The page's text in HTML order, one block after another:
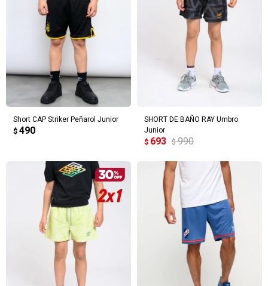
Short CAP Striker Peñarol Junior
$ 490
SHORT DE BAÑO RAY Umbro
Junior
$ 693 $ 990